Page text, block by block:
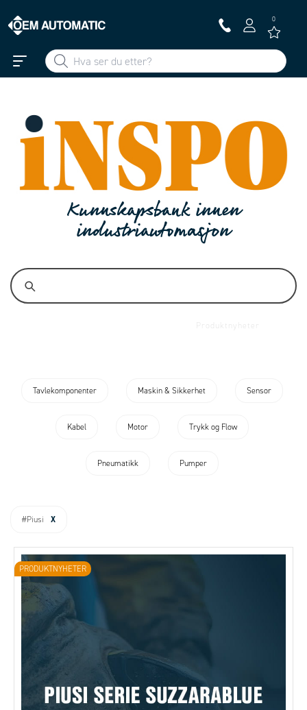
0
Kunnskapsbank innen
industriautomasjon
Tavlekomponenter Maskin & Sikkerhet Sensor
Kabel Motor Trykk og Flow
Pneumatikk Pumper
#Piusi X
PRODUKTNYHETER